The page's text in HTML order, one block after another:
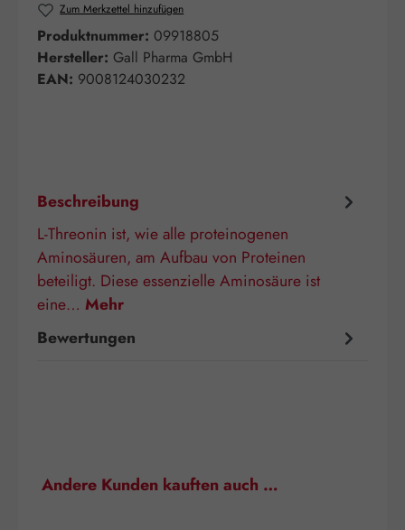
Zum Merkzettel hinzufügen
Produktnummer: 09918805
Hersteller: Gall Pharma GmbH
EAN: 9008124030232
Beschreibung
L-Threonin ist, wie alle proteinogenen
Aminosäuren, am Aufbau von Proteinen
beteiligt. Diese essenzielle Aminosäure ist
eine… Mehr
Bewertungen
Produktgalerie überspringen
Andere Kunden kauften auch …